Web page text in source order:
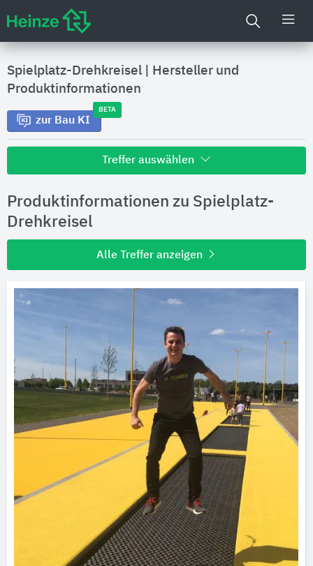
Spielplatz-Drehkreisel
Hersteller und
Produktinformationen
zur Bau KI
BETA
Treffer auswählen
Hersteller
Produktinformationen
Produktdaten
CAD-Details
Architekturobjekte
Expertenprofile
Produktinformationen zu Spielplatz-
Drehkreisel
Alle Treffer anzeigen